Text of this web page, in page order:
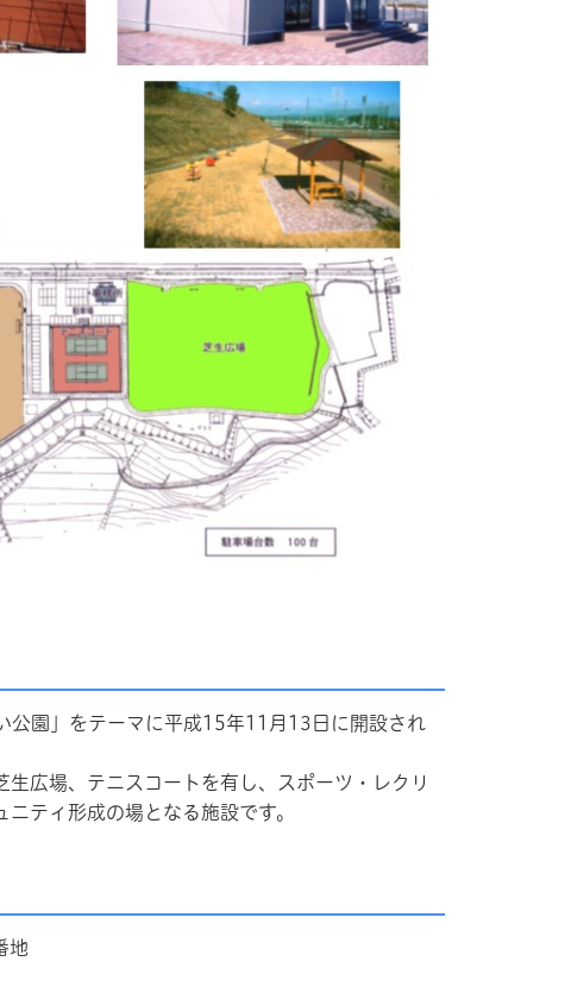
公園」をテーマに平成15年11月13日に開設され
広場、テニスコートを有し、スポーツ・レクリ
ティ形成の場となる施設です。
地